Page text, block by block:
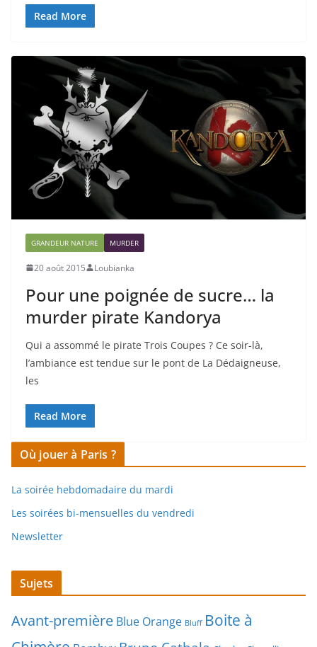
Read More
GRANDEUR NATURE MURDER
20 août 2015 Loubianka
Pour une poignée de sucre… la
murder pirate Kandorya
Qui a assommé le pirate Trois Coupes ? Ce soir-là,
l’ambiance est tendue sur le pont de La Dédaigneuse,
les
Read More
Où jouer à Paris ?
La soirée hebdomadaire du mardi
Les soirées bi-mensuelles du vendredi
Newsletter
Sujets
Avant-première Blue Orange Bluff Boite à